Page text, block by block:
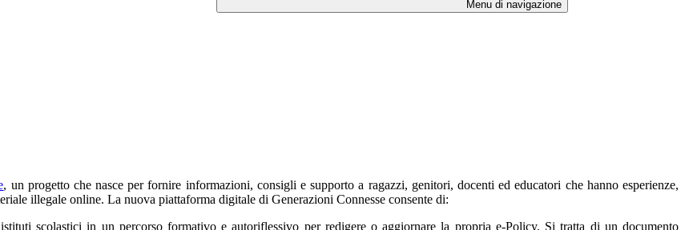
Menu di navigazione
, un progetto che nasce per fornire informazioni, consigli e supporto a ragazzi, genitori, docenti ed educatori che hanno esperienze,
illegale online. La nuova piattaforma digitale di Generazioni Connesse consente di:
scolastici in un percorso formativo e autoriflessivo per redigere o aggiornare la propria e-Policy. Si tratta di un documento